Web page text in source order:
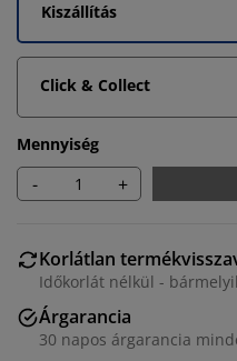
Kiszállítás
Click & Collect
Mennyiség
- +
Korlátlan
Időkorlát nélkül -
Árgarancia
30 napos árgarancia